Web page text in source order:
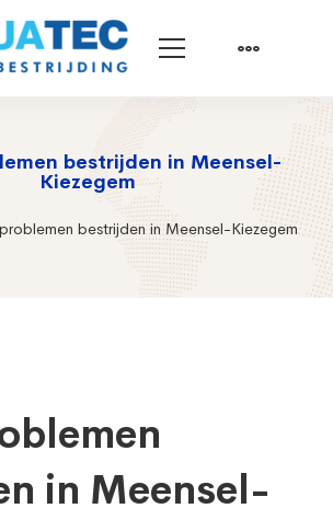
bestrijden in Meensel-
Kiezegem
bestrijden in Meensel-Kiezegem
in Meensel-